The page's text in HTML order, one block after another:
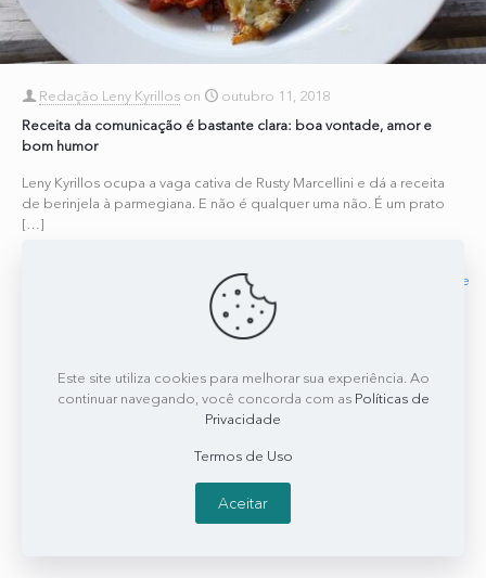
Redação Leny Kyrillos on
outubro 11, 2018
Receita da comunicação é bastante clara: boa vontade, amor e
bom humor
Leny Kyrillos ocupa a vaga cativa de Rusty Marcellini e dá a receita
de berinjela à parmegiana. E não é qualquer uma não. É um prato
[…]
Read more
Este site utiliza cookies para melhorar sua experiência. Ao
continuar navegando, você concorda com as Políticas de
Privacidade
Termos de Uso
Aceitar